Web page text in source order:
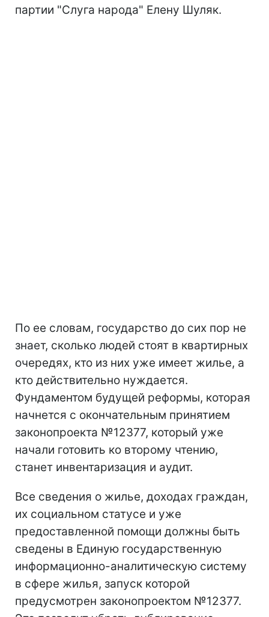
партии "Слуга народа" Елену Шуляк.
По ее словам, государство до сих пор не
знает, сколько людей стоят в квартирных
очередях, кто из них уже имеет жилье, а
кто действительно нуждается.
Фундаментом будущей реформы, которая
начнется с окончательным принятием
законопроекта №12377, который уже
начали готовить ко второму чтению,
станет инвентаризация и аудит.
Все сведения о жилье, доходах граждан,
их социальном статусе и уже
предоставленной помощи должны быть
сведены в Единую государственную
информационно-аналитическую систему
в сфере жилья, запуск которой
предусмотрен законопроектом №12377.